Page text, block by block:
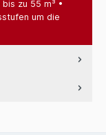
zu 55 m³ •
um die